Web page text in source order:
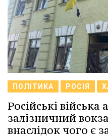
ПОЛІТИКА РОСІЯ
Російські війська
залізничний
внаслідок чого є